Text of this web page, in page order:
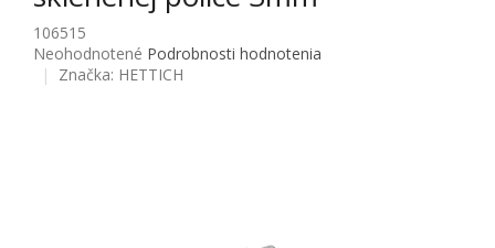
106515
Priemerné hodnotenie produktu je 0,0 z 5 hviezdičiek.
Neohodnotené Podrobnosti hodnotenia
Značka: HETTICH